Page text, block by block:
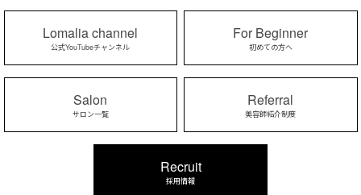
Lomalia channel
公式YouTubeチャンネル
For Beginner
初めての方へ
Salon
サロン一覧
Referral
美容師紹介制度
Recruit
採用情報